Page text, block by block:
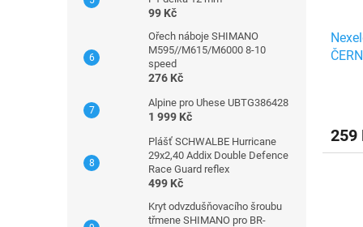
99 Kč
Ořech náboje SHIMANO
M595//M615/M6000 8-10
speed
276 Kč
Alpine pro Uhese UBTG386428
1 999 Kč
Plášť SCHWALBE Hurricane
29x2,40 Addix Double Defence
Race Guard reflex
499 Kč
Kryt odvzdušňovacího šroubu
třmene SHIMANO pro BR-
259